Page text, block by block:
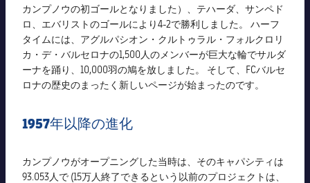
カンプノウの初ゴールとなりました）、テハーダ、サンペド
ロ、エバリストのゴールにより4-2で勝利しました。 ハーフ
タイムには、アグルパシオン・クルトゥラル・フォルクロリ
カ・デ・バルセロナの1,500人のメンバーが巨大な輪でサルダ
ーナを踊り、10,000羽の鳩を放しました。 そして、FCバルセ
ロナの歴史のまったく新しいページが始まったのです。
1957年以降の進化
カンプノウがオープニングした当時は、そのキャパシティは
93.053人で (15万人終了できるという以前のプロジェクトは、